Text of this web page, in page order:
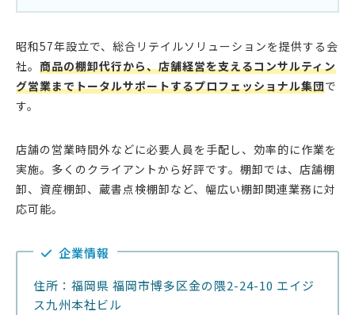
昭和57年設立で、総合リテイルソリューションを提供する会
社。 商品の棚卸代行から、店舗経営を支えるコンサルティン
グ営業までトータルサポートするプロフェッショナル集団で
す。
店舗の営業時間外などに必要人員を手配し、効率的に作業を
実施。多くのクライアントから好評です。棚卸では、店舗棚
卸、資産棚卸、蔵書点検棚卸など、幅広い棚卸関連業務に対
応可能。
企業情報
住所：福岡県 福岡市博多区金の隈2-24-10 エイジ
ス九州本社ビル